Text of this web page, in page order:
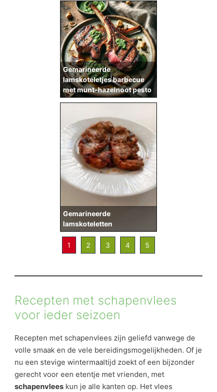
Gemarineerde
lamskoteletjes barbecue
met munt-hazelnoot pesto
Gemarineerde
lamskoteletten
1 2 3 4 5
Recepten met schapenvlees
voor ieder seizoen
Recepten met schapenvlees zijn geliefd vanwege de
volle smaak en de vele bereidingsmogelijkheden. Of je
nu een stevige wintermaaltijd zoekt of een bijzonder
gerecht voor een etentje met vrienden, met
schapenvlees kun je alle kanten op. Het vlees